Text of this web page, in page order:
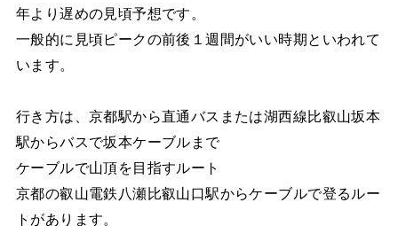
年より遅めの見頃予想です。
一般的に見頃ピークの前後１週間がいい時期といわれて
います。
行き方は、京都駅から直通バスまたは湖西線比叡山坂本
駅からバスで坂本ケーブルまで
ケーブルで山頂を目指すルート
京都の叡山電鉄八瀬比叡山口駅からケーブルで登るルー
トがあります。